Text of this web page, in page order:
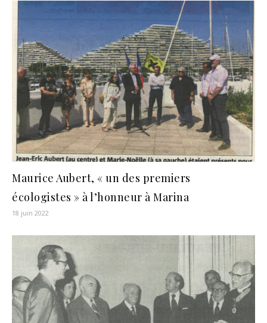
Maurice Aubert, « un des premiers
écologistes » à l’honneur à Marina
18 juin 2022